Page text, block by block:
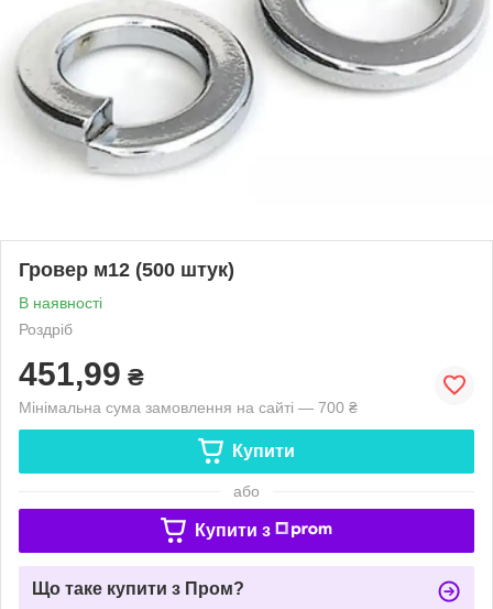
Гровер м12 (500 штук)
В наявності
Роздріб
451,99 ₴
Мінімальна сума замовлення на сайті — 700 ₴
Купити
або
Купити з
Що таке купити з Пром?